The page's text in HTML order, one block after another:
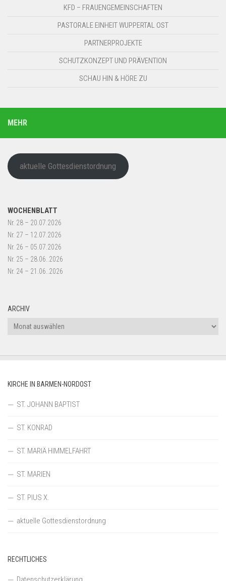
KFD – FRAUENGEMEINSCHAFTEN
PASTORALE EINHEIT WUPPERTAL OST
PARTNERPROJEKTE
SCHUTZKONZEPT UND PRÄVENTION
SCHAU HIN & HÖRE ZU
MEHR
aktuelle Gottesdienstordnung
WOCHENBLATT
Nr. 28 – 20.07.2026
Nr. 27 – 12.07.2026
Nr. 26 – 05.07.2026
Nr. 25 – 28.06..2026
Nr. 24 – 21.06..2026
ARCHIV
Archiv
KIRCHE IN BARMEN-NORDOST
ST. JOHANN BAPTIST
ST. KONRAD
ST. MARIÄ HIMMELFAHRT
ST. MARIEN
ST. PIUS X.
aktuelle Gottesdienstordnung
RECHTLICHES